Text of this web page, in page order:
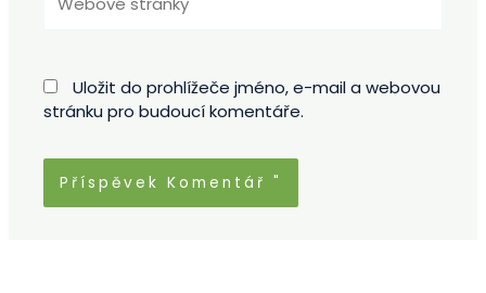
stránky
Uložit do prohlížeče jméno, e-mail a webovou
stránku pro budoucí komentáře.